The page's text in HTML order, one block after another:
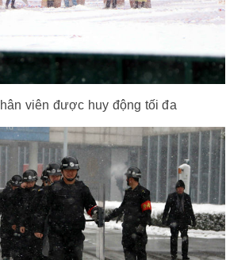
viên được huy động tối đa